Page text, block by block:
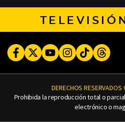
TELEVISIÓN
FacebookTwitterYoutubeInstagram
TikTok
DERECHOS
Prohibida la reproducción total o
electrónico o